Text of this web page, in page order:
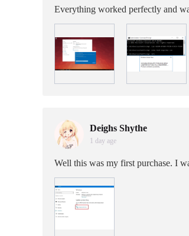
Everything worked perfectly and
Deighs Shythe
1 day age
Well this was my first purchase. I